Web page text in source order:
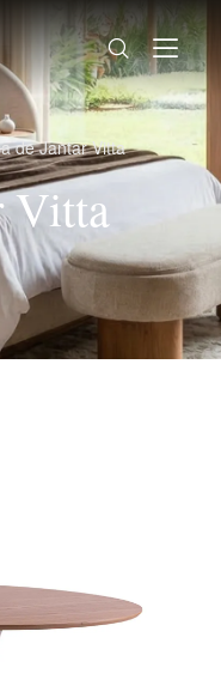
de Jantar Vitta
Vitta